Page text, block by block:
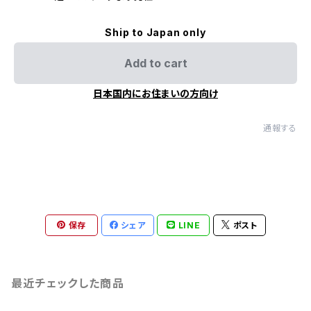
Ship to Japan only
Add to cart
日本国内にお住まいの方向け
通報する
保存 シェア LINE ポスト
最近チェックした商品